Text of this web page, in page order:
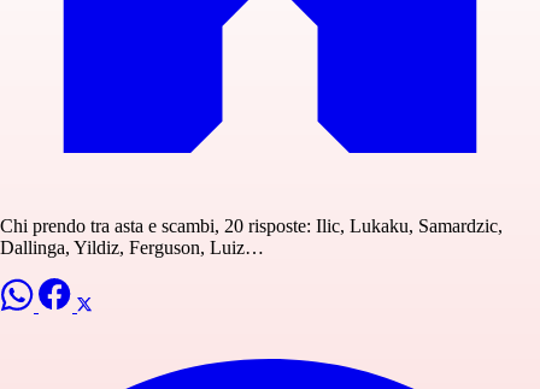
Chi prendo tra asta e scambi, 20 risposte: Ilic, Lukaku, Samardzic,
Dallinga, Yildiz, Ferguson, Luiz…